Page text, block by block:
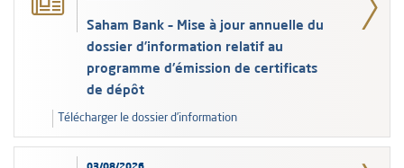
Saham Bank – Mise à jour annuelle du
dossier d’information relatif au
programme d'émission de certificats
de dépôt
Télécharger le dossier d’information